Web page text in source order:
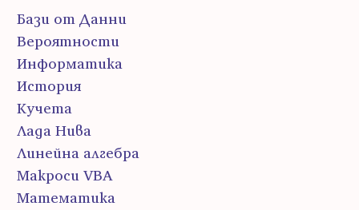
Бази от Данни
Вероятности
Информатика
История
Кучета
Лада Нива
Линейна алгебра
Макроси VBA
Математика